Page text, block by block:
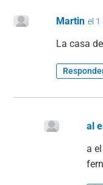
Martin el 1
La casa
al
a